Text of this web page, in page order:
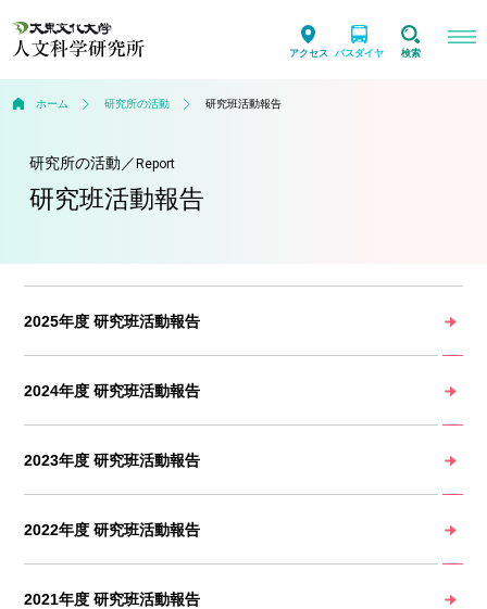
アクセス バスダイヤ 検索
ホーム 研究所の活動 研究班活動報告
研究所の活動 ／ Report
研究班活動報告
2025年度 研究班活動報告
2024年度 研究班活動報告
2023年度 研究班活動報告
2022年度 研究班活動報告
2021年度 研究班活動報告